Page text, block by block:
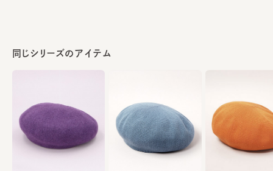
同じシリーズのアイテム